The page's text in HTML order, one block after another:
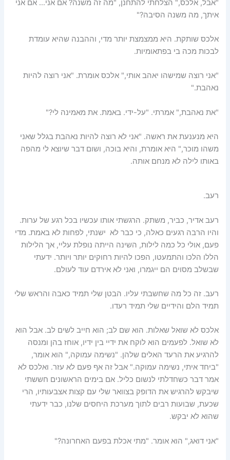
"אבל, אלכס," הצלחתי להתחנן, "מה זה משנה? אם אני… אם אני
איתך, מה משנה הסיבה?"
אלכס שותקת. היא ממצמצת יותר מדי, וההבנה שהיא עומדת
לבכות מכה בי בפתאומיות.
"אני רוצה שמישהו יאהב אותי," אלכס אומרת. "אני רוצה להיות
נאהבת."
"את נאהבת," אמרתי. "על-ידי. באמת. את מאמינה לי?"
היא מנענעת את ראשה. "אני לא רוצה להיות נאהבת בגלל שאני
משהו מוכר," היא אומרת, והיא בוכה, ושום דבר שיוצא לי מהפה
באותו לילה לא מנחם אותה.
רעב.
רעב אדיר, כביר, משתק. הרגשתי אותו עכשיו בכל רגע של ערות.
והיו הרבה רגעים כאלה, כי כבר לא ישנתי, לפחות לא באמת. מדי
פעם, אולי כל כמה לילות, השינה הייתה נופלת עליי, אך הלילות
הללו הלכו והתמעטו, הפכו להיות רחוקים יותר ויותר. ידעתי
שבשלב מסוים הם ייגמרו, ואני לא אירדם עוד לעולם.
רעב. זה כל מה שחשבתי עליו. הבטן שלי תמיד כאבה והראש שלי
תמיד הלם והידיים שלי תמיד רעדו.
אלכס לא שואל שאלות. הוא שם לב; הוא חייב לשים לב. אבל הוא
לא שואל. לפעמים הוא לוקח את ידיי בין ידיו, אוחז בהן ומנסה
להרגיע את הרעד האלים שלהן. "נשימה עמוקה," הוא אומר,
"ביחד איתי, נשימה עמוקה." אבל זה אף פעם לא עזר. ואלכס לא
אמר דבר כשחדלתי לנשום כליל. אם בימים הראשונים חששתי
שיבקש להרגיש את הדופק בצוואר שלי עם קצות אצבעותיו, הרי
שכעת, שבועות רבים לתוך מערכת היחסים שלנו, כבר ידעתי
שהוא לא יבקש.
"אני דואג," הוא אומר. "מתי אכלת בפעם האחרונה?"